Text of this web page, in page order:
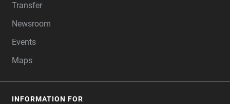
Transfer
Newsroom
Events
Maps
INFORMATION FOR